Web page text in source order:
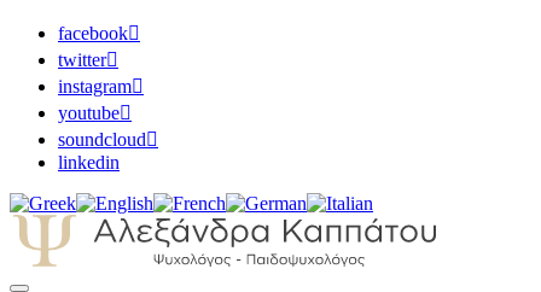
facebook
twitter
instagram
youtube
soundcloud
linkedin